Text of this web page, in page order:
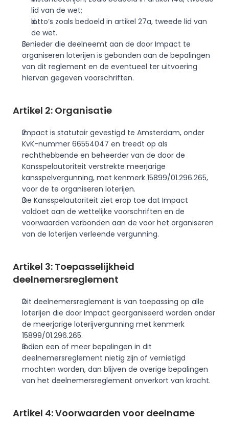
lid van de wet;
lotto’s zoals bedoeld in artikel 27a, tweede lid van
de wet.
Eenieder die deelneemt aan de door Impact te
organiseren loterijen is gebonden aan de bepalingen
van dit reglement en de eventueel ter uitvoering
hiervan gegeven voorschriften.
Artikel 2: Organisatie
Impact is statutair gevestigd te Amsterdam, onder
KvK-nummer 66554047 en treedt op als
rechthebbende en beheerder van de door de
Kansspelautoriteit verstrekte meerjarige
kansspelvergunning, met kenmerk 15899/01.296.265,
voor de te organiseren loterijen.
De Kansspelautoriteit ziet erop toe dat Impact
voldoet aan de wettelijke voorschriften en de
voorwaarden verbonden aan de voor het organiseren
van de loterijen verleende vergunning.
Artikel 3: Toepasselijkheid
deelnemersreglement
Dit deelnemersreglement is van toepassing op alle
loterijen die door Impact georganiseerd worden onder
de meerjarige loterijvergunning met kenmerk
15899/01.296.265.
Indien een of meer bepalingen in dit
deelnemersreglement nietig zijn of vernietigd
mochten worden, dan blijven de overige bepalingen
van het deelnemersreglement onverkort van kracht.
Artikel 4: Voorwaarden voor deelname